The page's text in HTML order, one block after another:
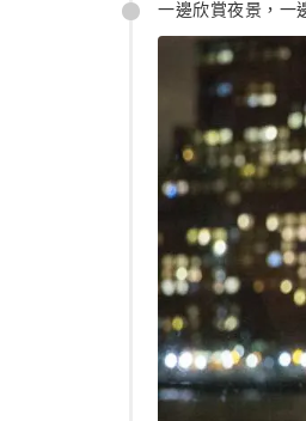
一邊欣賞夜景，一